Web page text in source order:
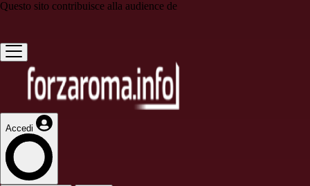
Questo sito contribuisce alla audience de
Accedi